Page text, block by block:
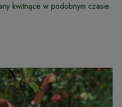
kwitnące w podobnym czasie.